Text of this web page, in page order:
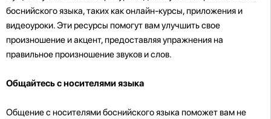
боснийского языка, таких как онлайн-курсы, приложения и
видеоуроки. Эти ресурсы помогут вам улучшить свое
произношение и акцент, предоставляя упражнения на
правильное произношение звуков и слов.
Общайтесь с носителями языка
Общение с носителями боснийского языка поможет вам не